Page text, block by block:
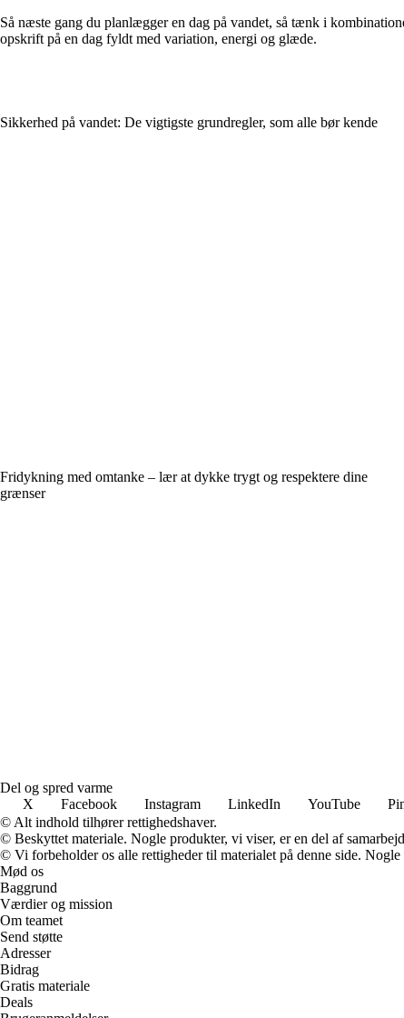
Så næste gang du planlægger en dag på vandet, så tænk i
opskrift på en dag fyldt med variation, energi og glæde.
Sikkerhed på vandet: De vigtigste grundregler, som alle bør kende
Fridykning med omtanke – lær at dykke trygt og respektere dine
grænser
Del og spred varme
X
Facebook Instagram LinkedIn YouTube
© Alt indhold tilhører rettighedshaver.
© Beskyttet materiale. Nogle produkter, vi viser, er en del af
© Vi forbeholder os alle rettigheder til materialet på denne side.
Mød os
Baggrund
Værdier og mission
Om teamet
Send støtte
Adresser
Bidrag
Gratis materiale
Deals